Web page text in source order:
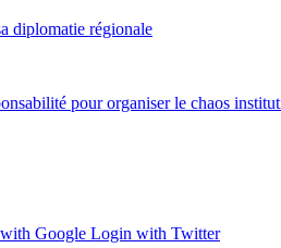
diplomatie régionale
pour organiser le chaos
Google Login with Twitter